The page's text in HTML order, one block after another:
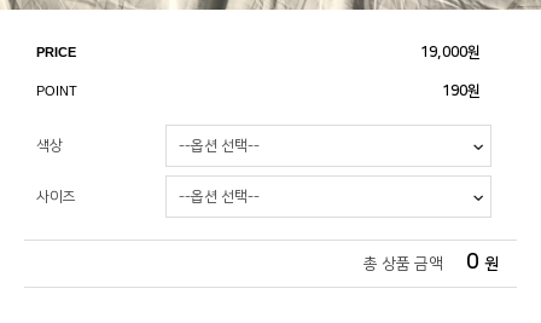
PRICE 19,000원
POINT 190원
색상
사이즈
총 상품 금액 0 원